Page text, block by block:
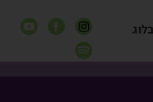
בלוג